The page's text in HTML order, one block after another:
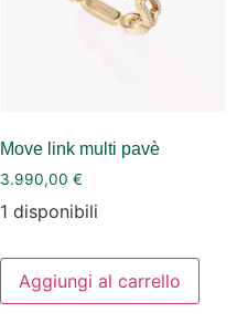
Move link multi pavè
3.990,00 €
1 disponibili
Aggiungi al carrello